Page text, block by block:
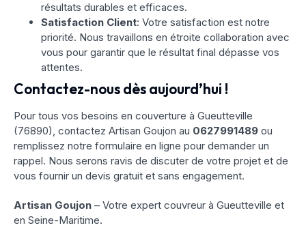
résultats durables et efficaces.
Satisfaction Client: Votre satisfaction est notre
priorité. Nous travaillons en étroite collaboration avec
vous pour garantir que le résultat final dépasse vos
attentes.
Contactez-nous dès aujourd’hui !
Pour tous vos besoins en couverture à Gueutteville
(76890), contactez Artisan Goujon au 0627991489 ou
remplissez notre formulaire en ligne pour demander un
rappel. Nous serons ravis de discuter de votre projet et de
vous fournir un devis gratuit et sans engagement.
Artisan Goujon – Votre expert couvreur à Gueutteville et
en Seine-Maritime.